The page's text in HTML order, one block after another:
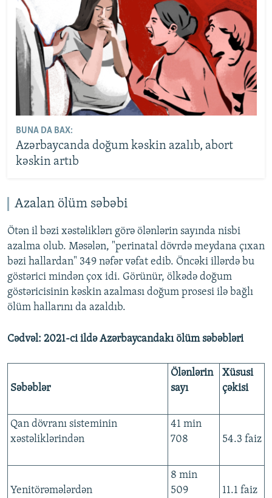
BUNA DA BAX:
Azərbaycanda doğum kəskin azalıb, abort
kəskin artıb
Azalan ölüm səbəbi
Ötən il bəzi xəstəliklərı görə ölənlərin sayında nisbi
azalma olub. Məsələn, "perinatal dövrdə meydana çıxan
bəzi hallardan" 349 nəfər vəfat edib. Öncəki illərdə bu
göstərici mindən çox idi. Görünür, ölkədə doğum
göstəricisinin kəskin azalması doğum prosesi ilə bağlı
ölüm hallarını da azaldıb.
Cədvəl: 2021-ci ildə Azərbaycandakı ölüm səbəbləri
Səbəblər
Ölənlərin
sayı
Xüsusi
çəkisi
Qan dövranı sisteminin
xəstəliklərindən
41 min
708
54.3 faiz
Yenitörəmələrdən
8 min
509
11.1 faiz